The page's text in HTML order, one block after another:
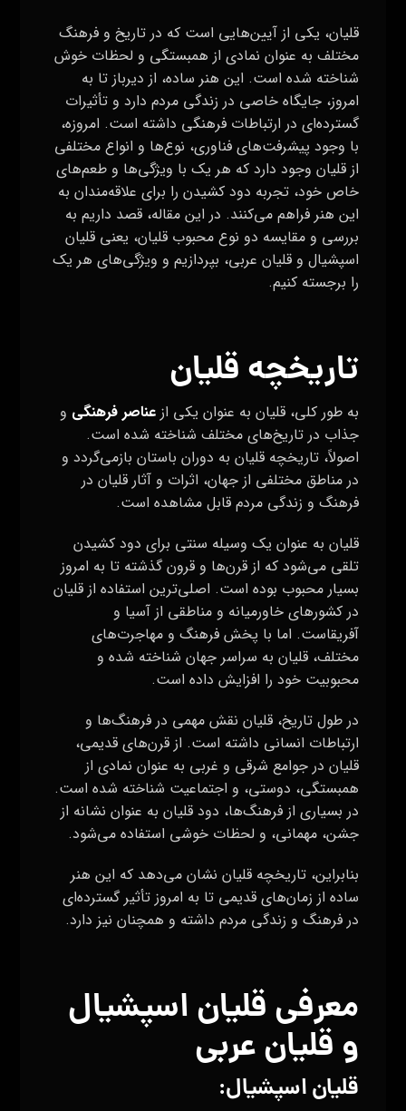
قلیان، یکی از آیین‌هایی است که در تاریخ و فرهنگ
مختلف به عنوان نمادی از همبستگی و لحظات خوش
شناخته شده است. این هنر ساده، از دیرباز تا به
امروز، جایگاه خاصی در زندگی مردم دارد و تأثیرات
گسترده‌ای در ارتباطات فرهنگی داشته است. امروزه،
با وجود پیشرفت‌های فناوری، نوع‌ها و انواع مختلفی
از قلیان وجود دارد که هر یک با ویژگی‌ها و طعم‌های
خاص خود، تجربه دود کشیدن را برای علاقه‌مندان به
این هنر فراهم می‌کنند. در این مقاله، قصد داریم به
بررسی و مقایسه دو نوع محبوب قلیان، یعنی قلیان
اسپشیال و قلیان عربی، بپردازیم و ویژگی‌های هر یک
را برجسته کنیم.
تاریخچه قلیان
به طور کلی، قلیان به عنوان یکی ازعناصر فرهنگی و
جذاب در تاریخ‌های مختلف شناخته شده است.
اصولاً، تاریخچه قلیان به دوران باستان بازمی‌گردد و
در مناطق مختلفی از جهان، اثرات و آثار قلیان در
فرهنگ و زندگی مردم قابل مشاهده است.
قلیان به عنوان یک وسیله سنتی برای دود کشیدن
تلقی می‌شود که از قرن‌ها و قرون گذشته تا به امروز
بسیار محبوب بوده است. اصلی‌ترین استفاده از قلیان
در کشورهای خاورمیانه و مناطقی از آسیا و
آفریقاست. اما با پخش فرهنگ و مهاجرت‌های
مختلف، قلیان به سراسر جهان شناخته شده و
محبوبیت خود را افزایش داده است.
در طول تاریخ، قلیان نقش مهمی در فرهنگ‌ها و
ارتباطات انسانی داشته است. از قرن‌های قدیمی،
قلیان در جوامع شرقی و غربی به عنوان نمادی از
همبستگی، دوستی، و اجتماعیت شناخته شده است.
در بسیاری از فرهنگ‌ها، دود قلیان به عنوان نشانه از
جشن، مهمانی، و لحظات خوشی استفاده می‌شود.
بنابراین، تاریخچه قلیان نشان می‌دهد که این هنر
ساده از زمان‌های قدیمی تا به امروز تأثیر گسترده‌ای
در فرهنگ و زندگی مردم داشته و همچنان نیز دارد.
معرفی قلیان اسپشیال
و قلیان عربی
قلیان اسپشیال: